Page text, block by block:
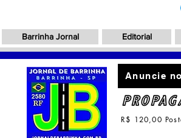
Barrinha Jornal Editorial
Anuncie
R$ 120,00